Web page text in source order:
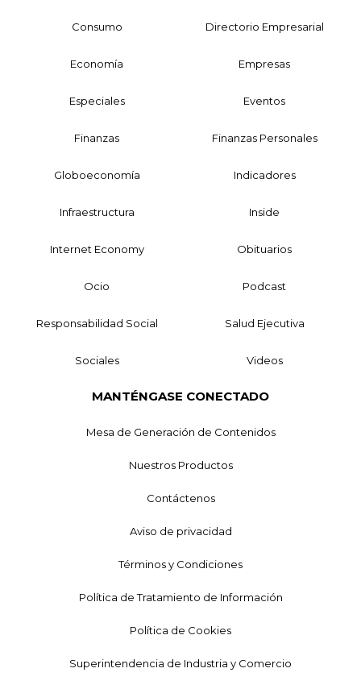
Consumo Directorio Empresarial
Economía Empresas
Especiales Eventos
Finanzas Finanzas Personales
Globoeconomía Indicadores
Infraestructura Inside
Internet Economy Obituarios
Ocio Podcast
Responsabilidad Social Salud Ejecutiva
Sociales Videos
MANTÉNGASE CONECTADO
Mesa de Generación de Contenidos
Nuestros Productos
Contáctenos
Aviso de privacidad
Términos y Condiciones
Política de Tratamiento de Información
Política de Cookies
Superintendencia de Industria y Comercio